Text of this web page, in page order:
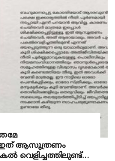
ഇത് ആസൂത്രണം
വെളിച്ചത്തിലുണ്ട്